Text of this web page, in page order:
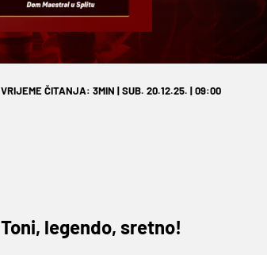
VRIJEME ČITANJA: 3MIN | SUB. 20.12.25. | 09:00
Toni, legendo, sretno!